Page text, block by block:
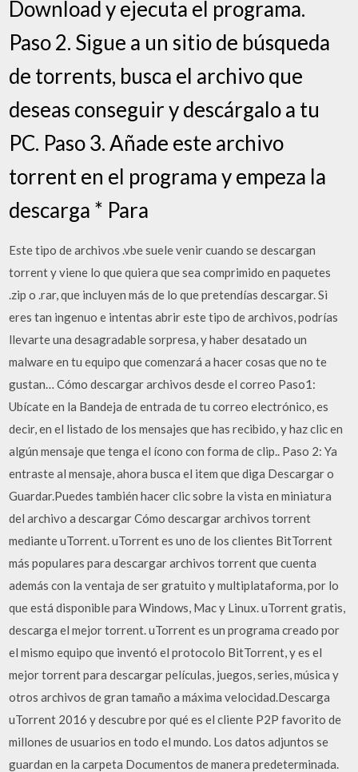
Download y ejecuta el programa.
Paso 2. Sigue a un sitio de búsqueda
de torrents, busca el archivo que
deseas conseguir y descárgalo a tu
PC. Paso 3. Añade este archivo
torrent en el programa y empeza la
descarga * Para
Este tipo de archivos .vbe suele venir cuando se descargan
torrent y viene lo que quiera que sea comprimido en paquetes
.zip o .rar, que incluyen más de lo que pretendías descargar. Si
eres tan ingenuo e intentas abrir este tipo de archivos, podrías
llevarte una desagradable sorpresa, y haber desatado un
malware en tu equipo que comenzará a hacer cosas que no te
gustan… Cómo descargar archivos desde el correo Paso1:
Ubícate en la Bandeja de entrada de tu correo electrónico, es
decir, en el listado de los mensajes que has recibido, y haz clic en
algún mensaje que tenga el ícono con forma de clip.. Paso 2: Ya
entraste al mensaje, ahora busca el item que diga Descargar o
Guardar.Puedes también hacer clic sobre la vista en miniatura
del archivo a descargar Cómo descargar archivos torrent
mediante uTorrent. uTorrent es uno de los clientes BitTorrent
más populares para descargar archivos torrent que cuenta
además con la ventaja de ser gratuito y multiplataforma, por lo
que está disponible para Windows, Mac y Linux. uTorrent gratis,
descarga el mejor torrent. uTorrent es un programa creado por
el mismo equipo que inventó el protocolo BitTorrent, y es el
mejor torrent para descargar películas, juegos, series, música y
otros archivos de gran tamaño a máxima velocidad.Descarga
uTorrent 2016 y descubre por qué es el cliente P2P favorito de
millones de usuarios en todo el mundo. Los datos adjuntos se
guardan en la carpeta Documentos de manera predeterminada.